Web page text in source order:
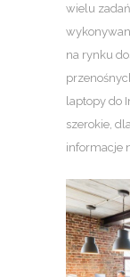
wielu
na rynku
laptopy do
szerokie,
informacje